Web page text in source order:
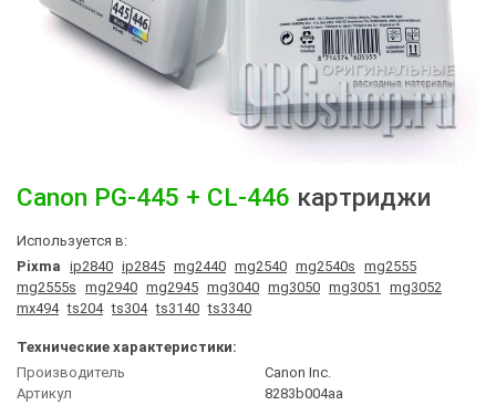
Canon PG-445 + CL-446 картриджи
Используется в:
Pixma ip2840 ip2845 mg2440 mg2540 mg2540s mg2555
mg2555s mg2940 mg2945 mg3040 mg3050 mg3051
mg3052
mx494 ts204 ts304 ts3140 ts3340
Технические характеристики:
Производитель
Canon Inc.
Артикул
8283b004aa